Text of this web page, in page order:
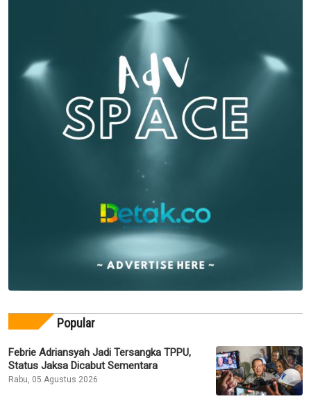
Popular
Febrie Adriansyah Jadi Tersangka TPPU,
Status Jaksa Dicabut Sementara
Rabu, 05 Agustus 2026